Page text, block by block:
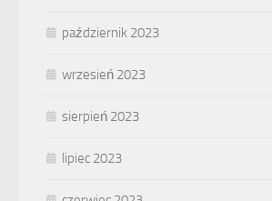
październik 2023
wrzesień 2023
sierpień 2023
lipiec 2023